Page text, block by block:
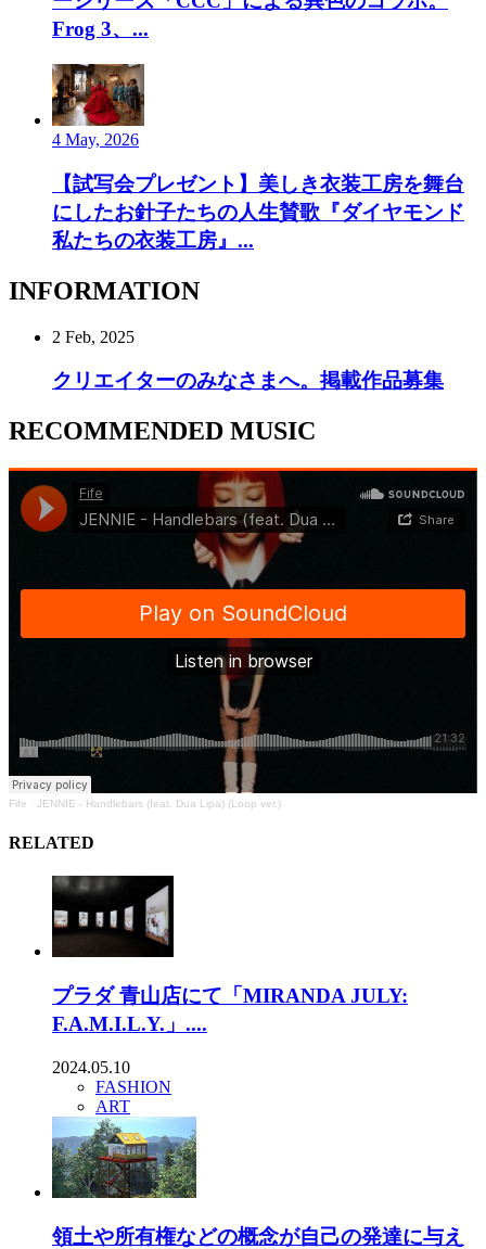
Frog 3、...
4 May, 2026
【試写会プレゼント】美しき衣装工房を舞台
にしたお針子たちの人生賛歌『ダイヤモンド
私たちの衣装工房』...
INFORMATION
2 Feb, 2025
クリエイターのみなさまへ。掲載作品募集
RECOMMENDED MUSIC
Fife · JENNIE - Handlebars (feat. Dua Lipa) (Loop ver.)
RELATED
プラダ 青山店にて「MIRANDA JULY:
F.A.M.I.L.Y.」....
2024.05.10
FASHION
ART
領土や所有権などの概念が自己の発達に与え